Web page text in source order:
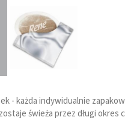
- każda indywidualnie
świeża przez długi okres